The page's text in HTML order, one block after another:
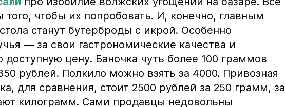
того, чтобы их попробовать. И, конечно, главным
станут бутерброды с икрой. Особенно
— за свои гастрономические качества и
доступную цену. Баночка чуть более 100 граммов
рублей. Полкило можно взять за 4000. Привозная
для сравнения, стоит 2500 рублей за 250 грамм, за
килограмм. Сами продавцы недовольны